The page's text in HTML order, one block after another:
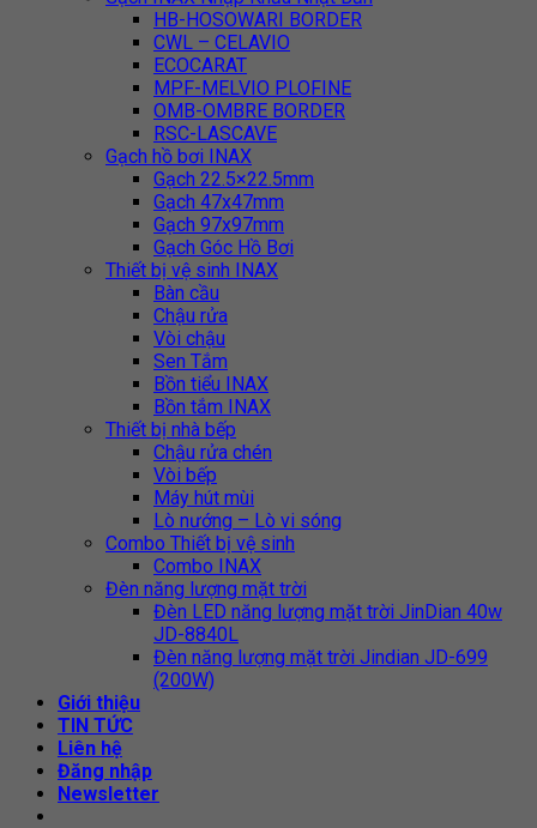
HB-HOSOWARI BORDER
CWL – CELAVIO
ECOCARAT
MPF-MELVIO PLOFINE
OMB-OMBRE BORDER
RSC-LASCAVE
Gạch hồ bơi INAX
Gạch 22.5×22.5mm
Gạch 47x47mm
Gạch 97x97mm
Gạch Góc Hồ Bơi
Thiết bị vệ sinh INAX
Bàn cầu
Chậu rửa
Vòi chậu
Sen Tắm
Bồn tiểu INAX
Bồn tắm INAX
Thiết bị nhà bếp
Chậu rửa chén
Vòi bếp
Máy hút mùi
Lò nướng – Lò vi sóng
Combo Thiết bị vệ sinh
Combo INAX
Đèn năng lượng mặt trời
Đèn LED năng lượng mặt trời JinDian 40w
JD-8840L
Đèn năng lượng mặt trời Jindian JD-699
(200W)
Giới thiệu
TIN TỨC
Liên hệ
Đăng nhập
Newsletter